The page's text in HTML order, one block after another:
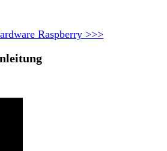
Raspberry >>>